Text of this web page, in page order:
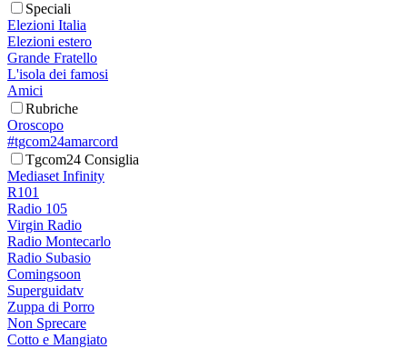
Speciali
Elezioni Italia
Elezioni estero
Grande Fratello
L'isola dei famosi
Amici
Rubriche
Oroscopo
#tgcom24amarcord
Tgcom24 Consiglia
Mediaset Infinity
R101
Radio 105
Virgin Radio
Radio Montecarlo
Radio Subasio
Comingsoon
Superguidatv
Zuppa di Porro
Non Sprecare
Cotto e Mangiato